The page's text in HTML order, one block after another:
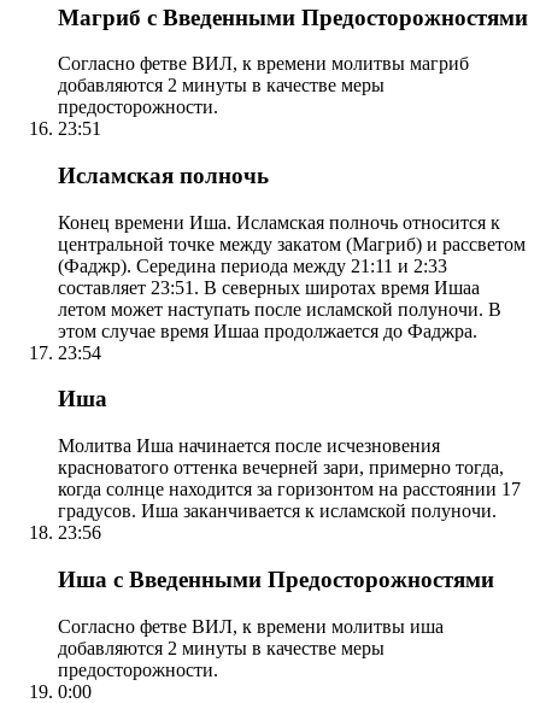
Магриб с Введенными Предосторожностями
Согласно фетве ВИЛ, к времени молитвы магриб
добавляются 2 минуты в качестве меры
предосторожности.
23:51
Исламская полночь
Конец времени Иша. Исламская полночь относится к
центральной точке между закатом (Магриб) и рассветом
(Фаджр). Середина периода между 21:11 и 2:33
составляет 23:51. В северных широтах время Ишаа
летом может наступать после исламской полуночи. В
этом случае время Ишаа продолжается до Фаджра.
23:54
Иша
Молитва Иша начинается после исчезновения
красноватого оттенка вечерней зари, примерно тогда,
когда солнце находится за горизонтом на расстоянии 17
градусов. Иша заканчивается к исламской полуночи.
23:56
Иша с Введенными Предосторожностями
Согласно фетве ВИЛ, к времени молитвы иша
добавляются 2 минуты в качестве меры
предосторожности.
0:00